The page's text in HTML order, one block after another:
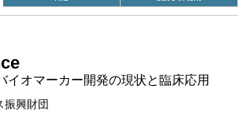
イオマーカー開発の現状と臨床応用
振興財団